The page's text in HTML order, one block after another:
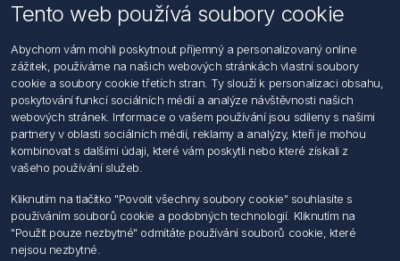
Hledat
Dodržování předpisů
Zásady zpracování osobních údajů fyzických osob
Podmínky zasílání elektronických dokumentu
Všeobecné dodací a obchodní podmínky
Informace o nakládaní s elektroodpadem
Můj účet
Můj účet
Objednávky
Tento web používá soubory cookie
Abychom vám mohli poskytnout příjemný a personalizovaný online
zážitek, používáme na našich webových stránkách vlastní soubory
cookie a soubory cookie třetích stran. Ty slouží k personalizaci obsahu,
poskytování funkcí sociálních médií a analýze návštěvnosti našich
webových stránek. Informace o vašem používání jsou sdíleny s našimi
partnery v oblasti sociálních médií, reklamy a analýzy, kteří je mohou
kombinovat s dalšími údaji, které vám poskytli nebo které získali z
vašeho používání služeb.
Kliknutím na tlačítko "Povolit všechny soubory cookie" souhlasíte s
používáním souborů cookie a podobných technologií. Kliknutím na
"Použit pouze nezbytné" odmítáte používání souborů cookie, které
nejsou nezbytné.